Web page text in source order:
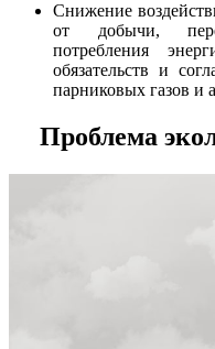
Снижение
от добычи,
потребления
обязательств и
парниковых газов и
Проблема